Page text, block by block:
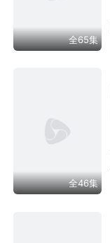
全65集
全46集